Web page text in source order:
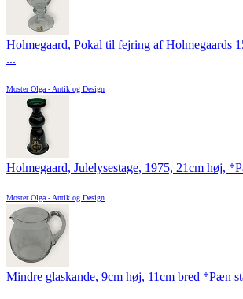
Holmegaard, Pokal til fejring af Holmegaards
...
Moster Olga - Antik og Design
Holmegaard, Julelysestage, 1975, 21cm høj,
Moster Olga - Antik og Design
Mindre glaskande, 9cm høj, 11cm bred *Pæn